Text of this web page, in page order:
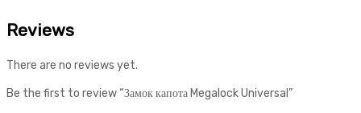
Reviews
There are no reviews yet.
Be the first to review “Замок капота Megalock Universal”